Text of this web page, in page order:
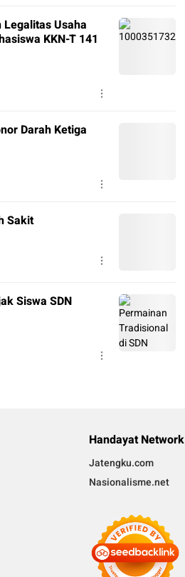
Usaha
KKN-T 141
Darah Ketiga
Sakit
Siswa SDN
Handayat Network
Jatengku.com
Nasionalisme.net